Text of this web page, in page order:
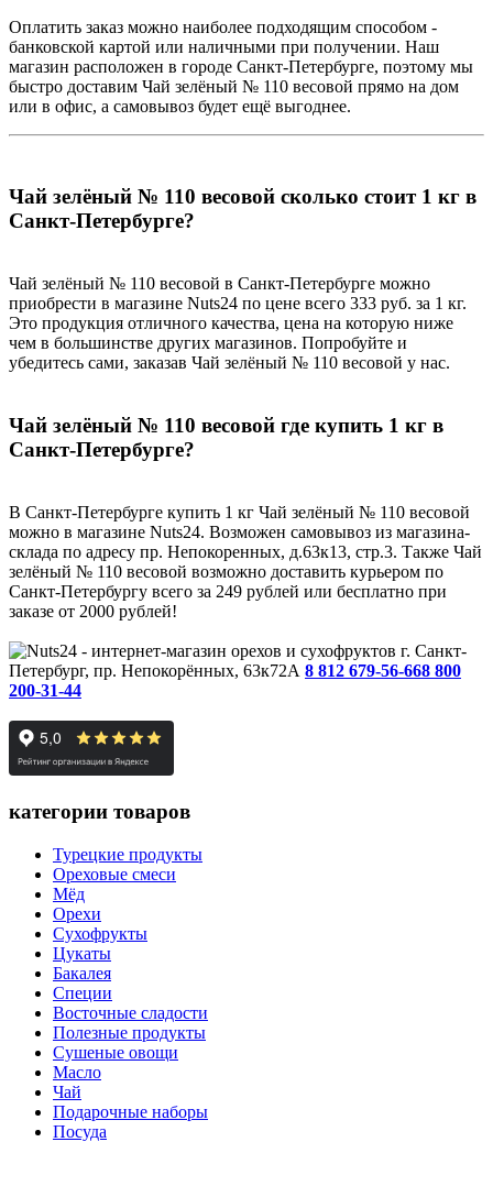
Оплатить заказ можно наиболее подходящим способом -
банковской картой или наличными при получении. Наш
магазин расположен в городе Санкт-Петербурге, поэтому мы
быстро доставим Чай зелёный № 110 весовой прямо на дом
или в офис, а самовывоз будет ещё выгоднее.
Чай зелёный № 110 весовой сколько стоит 1 кг в
Санкт-Петербурге?
Чай зелёный № 110 весовой в Санкт-Петербурге можно
приобрести в магазине Nuts24 по цене всего 333 руб. за 1 кг.
Это продукция отличного качества, цена на которую ниже
чем в большинстве других магазинов. Попробуйте и
убедитесь сами, заказав Чай зелёный № 110 весовой у нас.
Чай зелёный № 110 весовой где купить 1 кг в
Санкт-Петербурге?
В Санкт-Петербурге купить 1 кг Чай зелёный № 110 весовой
можно в магазине Nuts24. Возможен самовывоз из магазина-
склада по адресу пр. Непокоренных, д.63к13, стр.3. Также Чай
зелёный № 110 весовой возможно доставить курьером по
Санкт-Петербургу всего за 249 рублей или бесплатно при
заказе от 2000 рублей!
г. Санкт-
Петербург, пр. Непокорённых, 63к72А 8 812 679-56-668 800
200-31-44
категории товаров
Турецкие продукты
Ореховые смеси
Мёд
Орехи
Сухофрукты
Цукаты
Бакалея
Специи
Восточные сладости
Полезные продукты
Сушеные овощи
Масло
Чай
Подарочные наборы
Посуда